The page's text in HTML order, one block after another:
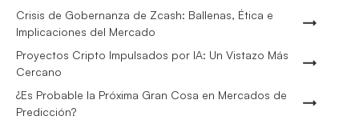
Crisis de Gobernanza de Zcash: Ballenas, Ética e
Implicaciones del Mercado
Proyectos Cripto Impulsados por IA: Un Vistazo Más
Cercano
¿Es Probable la Próxima Gran Cosa en Mercados de
Predicción?